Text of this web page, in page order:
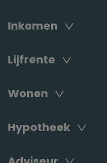
Inkomen
Lijfrente
Wonen
Hypotheek